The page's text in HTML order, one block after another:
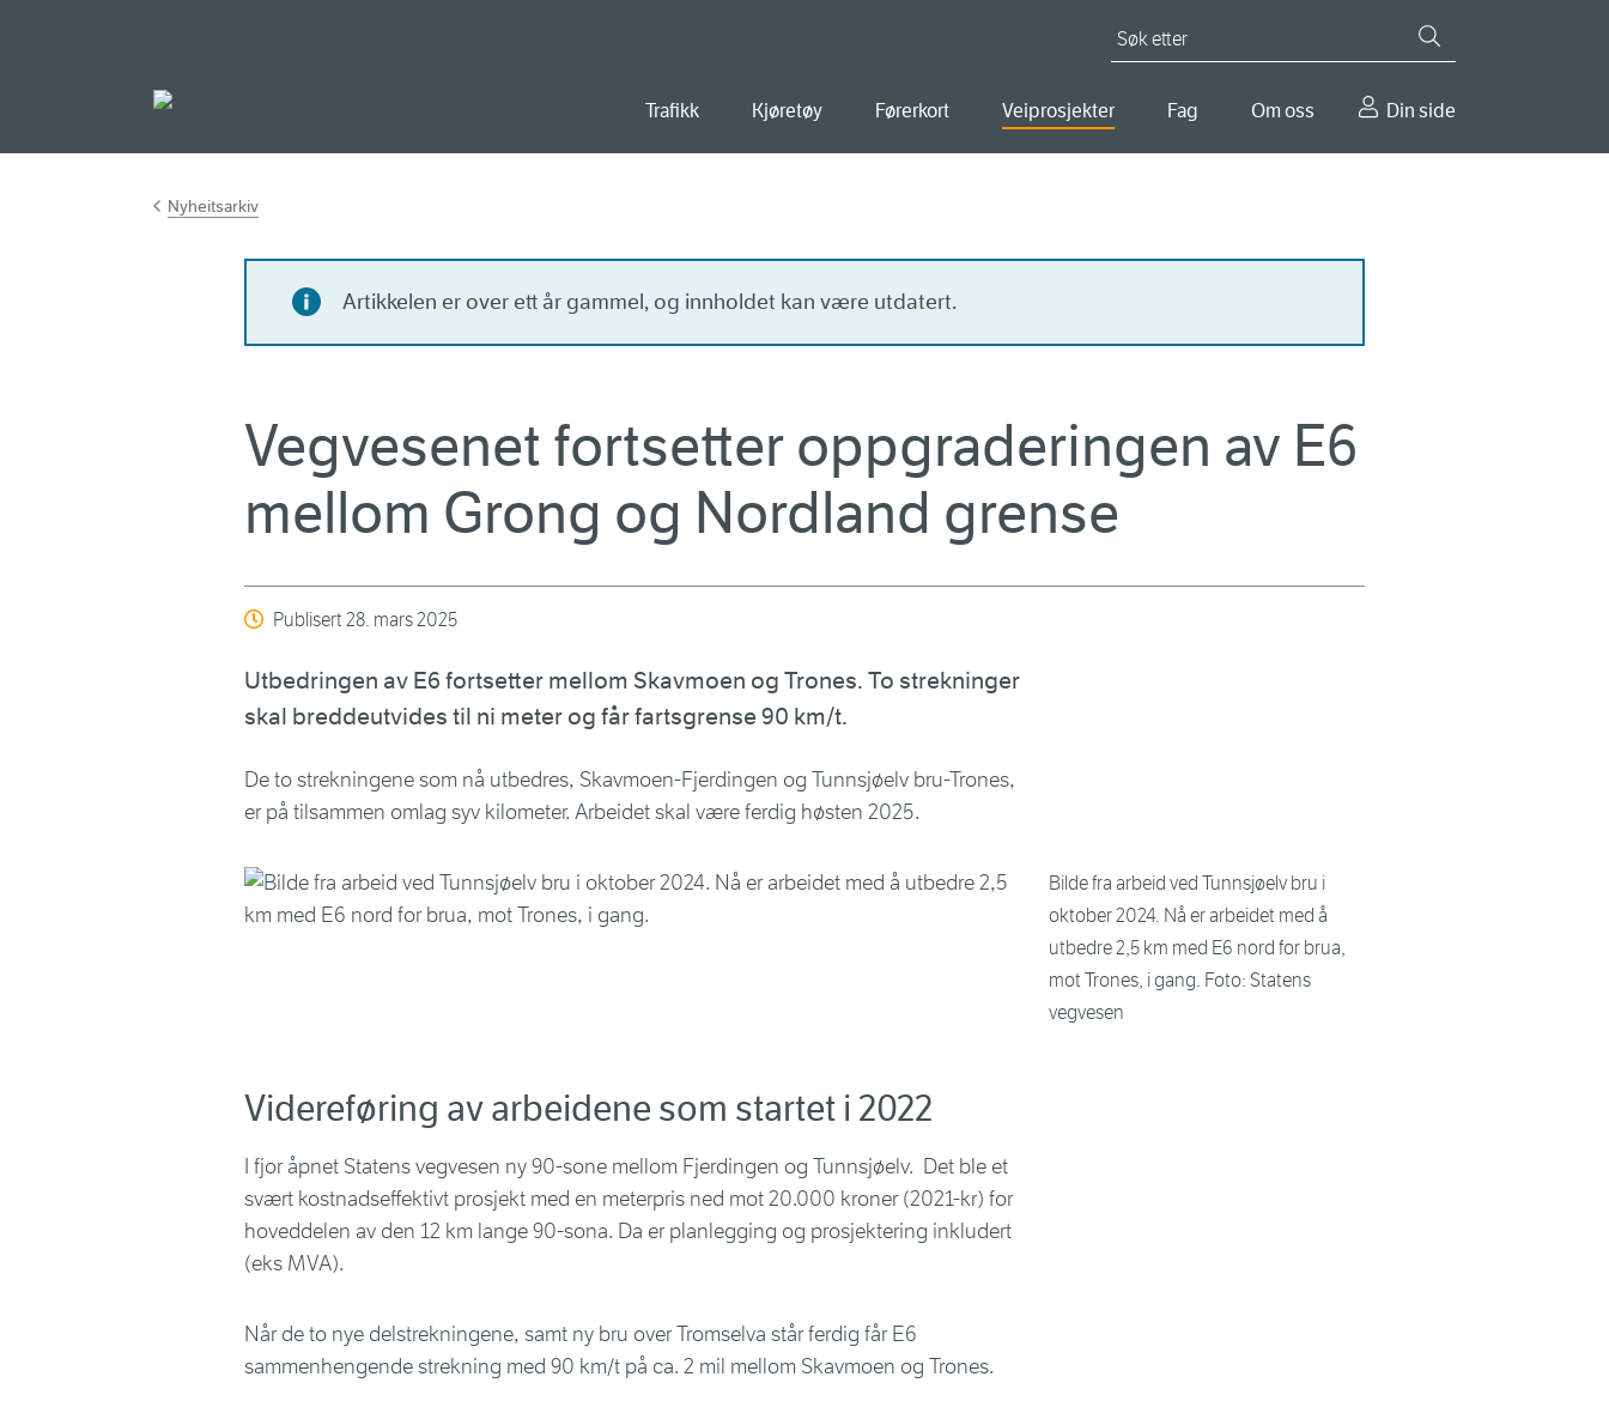
Trafikk Kjøretøy Førerkort Veiprosjekter Fag Om oss Din side
Nyheitsarkiv
Artikkelen er over ett år gammel, og innholdet kan være utdatert.
Vegvesenet fortsetter oppgraderingen av E6
mellom Grong og Nordland grense
Publisert28. mars 2025
Utbedringen av E6 fortsetter mellom Skavmoen og Trones. To strekninger
skal breddeutvides til ni meter og får fartsgrense 90 km/t.
De to strekningene som nå utbedres, Skavmoen-Fjerdingen og Tunnsjøelv bru-Trones,
er på tilsammen omlag syv kilometer. Arbeidet skal være ferdig høsten 2025.
Bilde fra arbeid ved Tunnsjøelv bru i
oktober 2024. Nå er arbeidet med å
utbedre 2,5 km med E6 nord for brua,
mot Trones, i gang. Foto: Statens
vegvesen
Videreføring av arbeidene som startet i 2022
I fjor åpnet Statens vegvesen ny 90-sone mellom Fjerdingen og Tunnsjøelv. Det ble et
svært kostnadseffektivt prosjekt med en meterpris ned mot 20.000 kroner (2021-kr) for
hoveddelen av den 12 km lange 90-sona. Da er planlegging og prosjektering inkludert
(eks MVA).
Når de to nye delstrekningene, samt ny bru over Tromselva står ferdig får E6
sammenhengende strekning med 90 km/t på ca. 2 mil mellom Skavmoen og Trones.